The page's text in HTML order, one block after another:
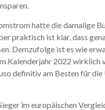
hatte die damalige
praktisch ist klar, dass
Demzufolge ist es wie
Kalenderjahr 2022
definitiv am Besten für
im europäischen